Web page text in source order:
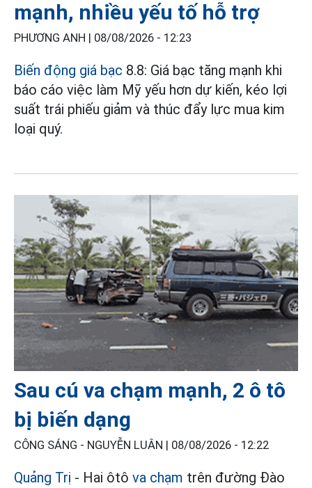
mạnh, nhiều yếu tố hỗ trợ
PHƯƠNG ANH | 08/08/2026 - 12:23
Biến động giá bạc 8.8: Giá bạc tăng mạnh khi
báo cáo việc làm Mỹ yếu hơn dự kiến, kéo lợi
suất trái phiếu giảm và thúc đẩy lực mua kim
loại quý.
Sau cú va chạm mạnh, 2 ô tô
bị biến dạng
CÔNG SÁNG - NGUYỄN LUÂN | 08/08/2026 - 12:22
Quảng Trị - Hai ôtô va chạm trên đường Đào